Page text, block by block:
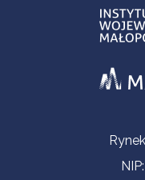
Informacje